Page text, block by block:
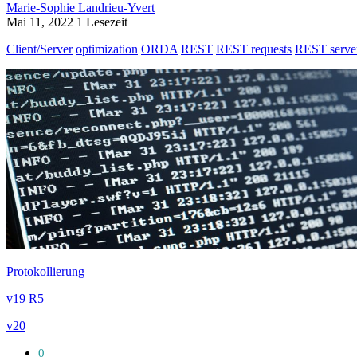
Marie-Sophie Landrieu-Yvert
Mai 11, 2022 1 Lesezeit
Client/Server optimization ORDA REST REST requests REST
Protokollierung
v19 R5
v20
0